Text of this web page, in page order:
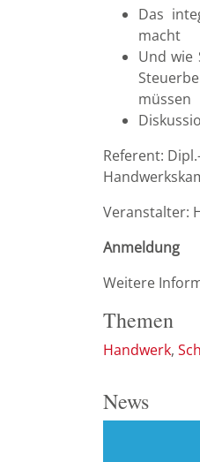
Das
macht
Und wie
müssen
Referent:
Veranstalter:
Anmeldung
Weitere
Themen
Handwerk
News